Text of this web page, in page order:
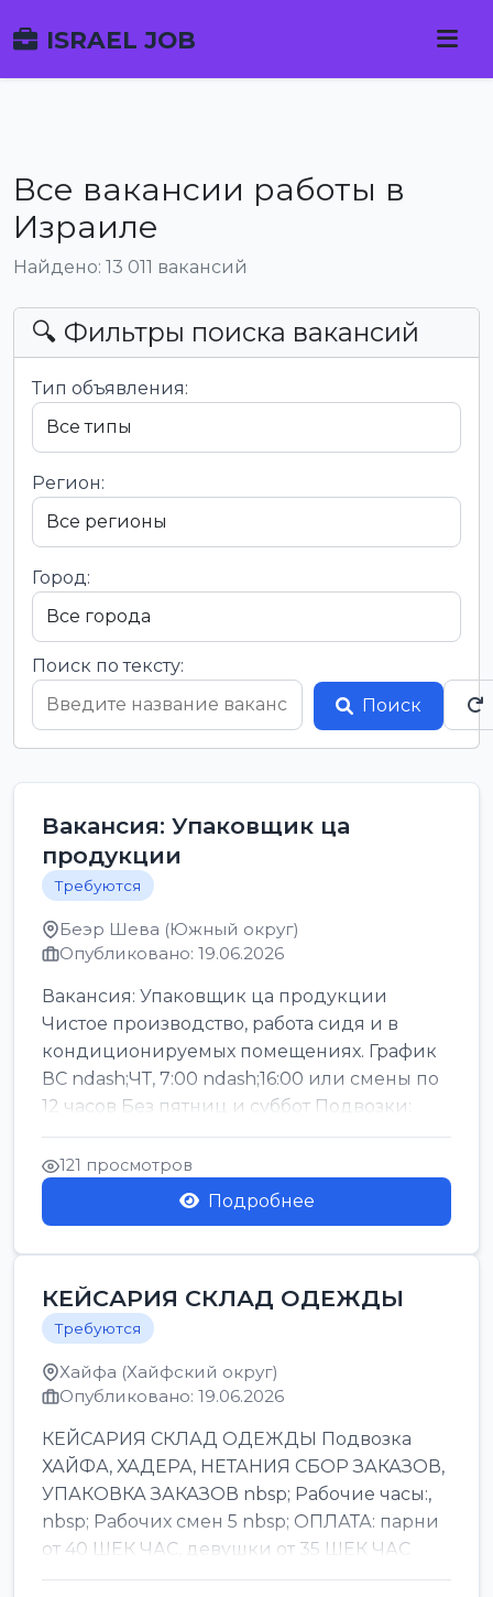
ISRAEL JOB
Все вакансии работы в
Израиле
Найдено: 13 011 вакансий
🔍 Фильтры поиска вакансий
Тип объявления:
Регион:
Город:
Поиск по тексту:
Поиск
Вакансия: Упаковщик ца
продукции
Требуются
Беэр Шева (Южный округ)
Опубликовано: 19.06.2026
Вакансия: Упаковщик ца продукции
Чистое производство, работа сидя и в
кондиционируемых помещениях. График
ВС ndash;ЧТ, 7:00 ndash;16:00 или смены по
12 часов Без пятниц и суббот Подвозки:
Офаким, Нети...
121 просмотров
Подробнее
КЕЙСАРИЯ СКЛАД ОДЕЖДЫ
Требуются
Хайфа (Хайфский округ)
Опубликовано: 19.06.2026
КЕЙСАРИЯ СКЛАД ОДЕЖДЫ Подвозка
ХАЙФА, ХАДЕРА, НЕТАНИЯ СБОР ЗАКАЗОВ,
УПАКОВКА ЗАКАЗОВ nbsp; Рабочие часы:,
nbsp; Рабочих смен 5 nbsp; ОПЛАТА: парни
от 40 ШЕК ЧАС, девушки от 35 ШЕК ЧАС
БОНУСЫ 1500 ШЕК ...